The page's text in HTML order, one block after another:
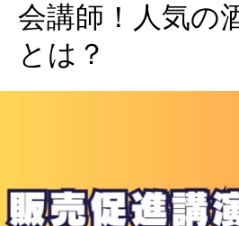
会講師！人気の
とは？